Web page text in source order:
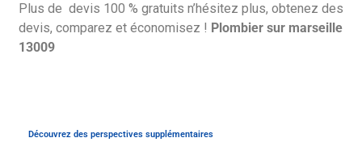
Plus de devis 100 % gratuits n’hésitez plus, obtenez des
devis, comparez et économisez ! Plombier sur marseille
13009
Découvrez des perspectives supplémentaires